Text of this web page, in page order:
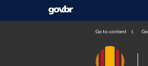
Go to content 1